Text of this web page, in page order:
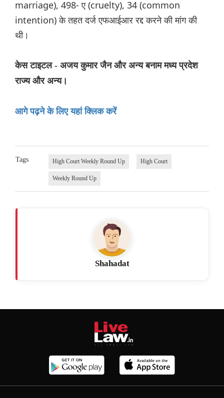
marriage), 498- ए (cruelty), 34 (common
intention) के तहत दर्ज एफआईआर रद्द करने की मांग की
थी।
केस टाइटल - अजय कुमार जैन और अन्य बनाम मध्य प्रदेश
राज्य और अन्य।
आगे पढ़ने के लिए यहां क्लिक करें
Tags High Court Weekly Round Up High Court
Weekly Round Up
Shahadat